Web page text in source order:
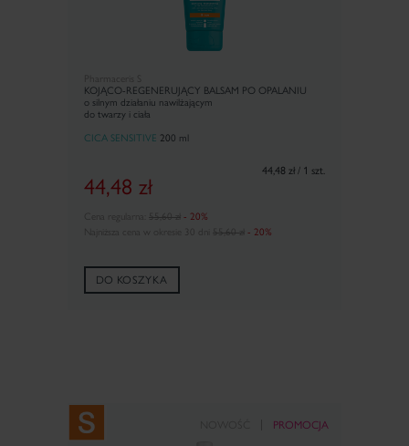
KOJĄCO-REGENERUJĄCY BALSAM PO OPALANIU
o silnym działaniu nawilżającym
do twarzy i ciała
CICA SENSITIVE 200 ml
44,48 zł
44,48 zł / 1 szt.
55,60 zł - 20%
Najniższa cena w okresie 30 dni 55,60 zł - 20%
DO KOSZYKA
PROMOCJA